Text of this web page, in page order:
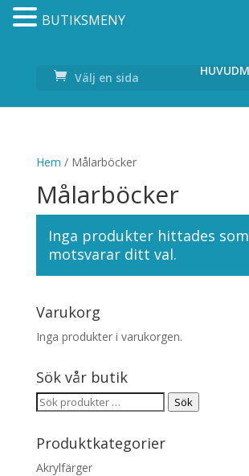
Välj en sida
Hem / Målarböcker
Målarböcker
Inga produkter hittades som
motsvarar ditt val.
Varukorg
Inga produkter i varukorgen.
Sök vår butik
Sök
Sök
Produktkategorier
Akrylfärger
BUTIKSMENY